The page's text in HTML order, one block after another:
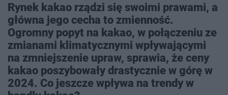
Rynek kakao rządzi się swoimi prawami, a
główna jego cecha to zmienność.
Ogromny popyt na kakao, w połączeniu ze
zmianami klimatycznymi wpływającymi
na zmniejszenie upraw, sprawia, że ceny
kakao poszybowały drastycznie w górę w
2024. Co jeszcze wpływa na trendy w